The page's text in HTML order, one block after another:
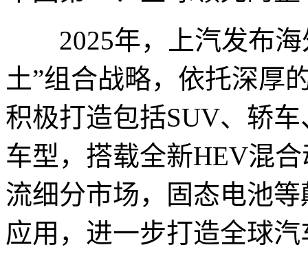
2025年，上汽发布海
土”组合战略，依托深厚
积极打造包括SUV、轿
车型，搭载全新HEV混
流细分市场，固态电池
应用，进一步打造全球